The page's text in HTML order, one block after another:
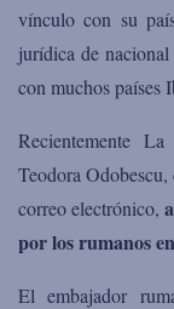
vínculo con su
jurídica de
con muchos países
Recientemente
Teodora
correo electrónico,
por los rumanos
El embajador